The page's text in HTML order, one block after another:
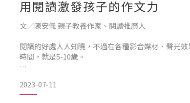
用閱讀激發孩子的作文力
文／陳安儀 親子教養作家、閱讀推廣人
閱讀的好處人人知曉，不過在各種影音媒材、聲光
時間，就是5-10歲。
號，而且識字多、閱讀能力就更好、能看更有深度
有無數個因愛上閱讀而在讀書寫作、甚至成績上脫
2023-07-11